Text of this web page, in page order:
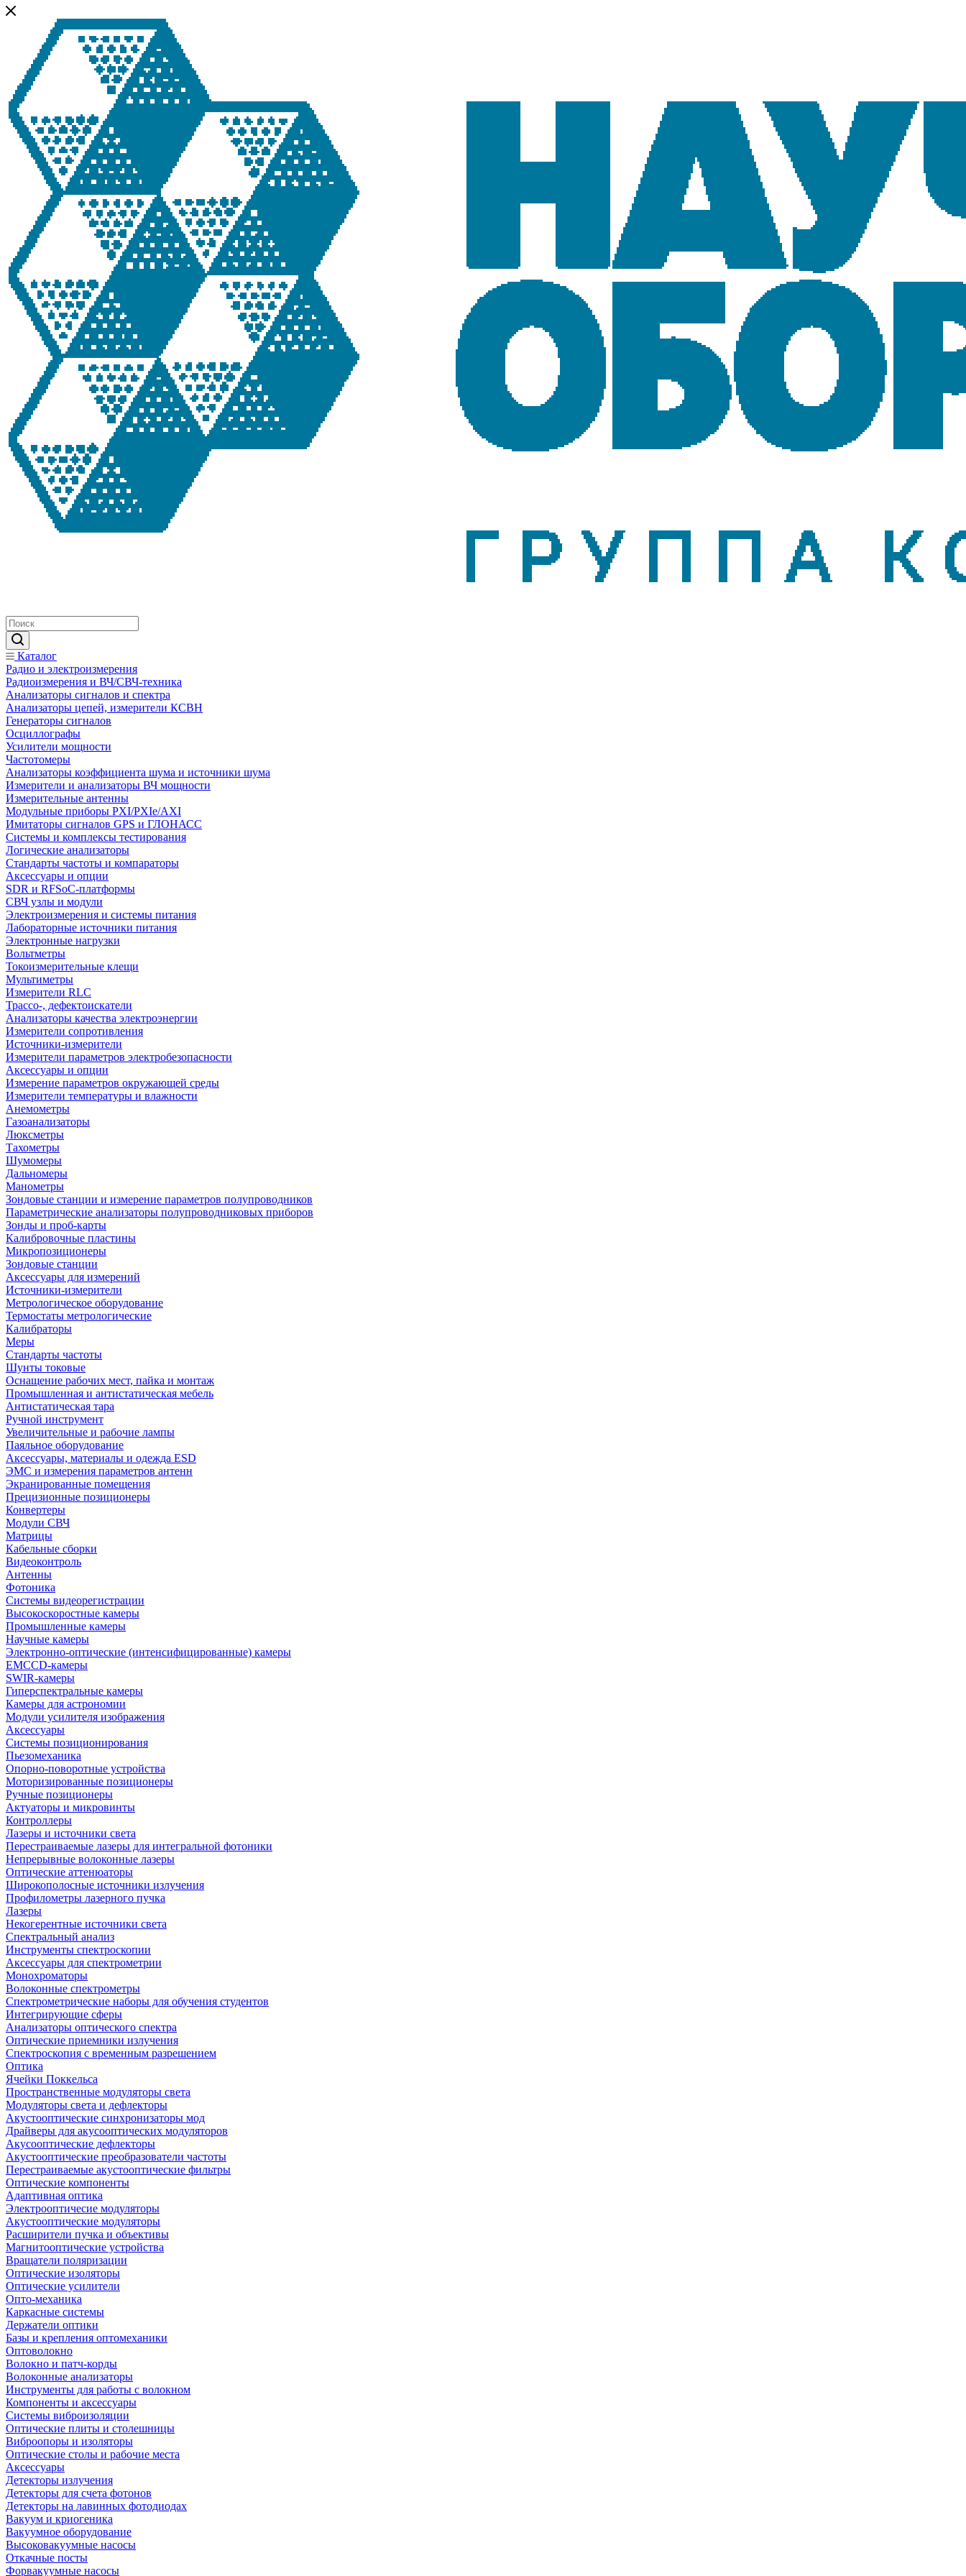
Каталог
Радио и электроизмерения
Радиоизмерения и ВЧ/СВЧ-техника
Анализаторы сигналов и спектра
Анализаторы цепей, измерители КСВН
Генераторы сигналов
Осциллографы
Усилители мощности
Частотомеры
Анализаторы коэффициента шума и источники шума
Измерители и анализаторы ВЧ мощности
Измерительные антенны
Модульные приборы PXI/PXIe/AXI
Имитаторы сигналов GPS и ГЛОНАСС
Системы и комплексы тестирования
Логические анализаторы
Стандарты частоты и компараторы
Аксессуары и опции
SDR и RFSoC‑платформы
СВЧ узлы и модули
Электроизмерения и системы питания
Лабораторные источники питания
Электронные нагрузки
Вольтметры
Токоизмерительные клещи
Мультиметры
Измерители RLC
Трассо-, дефектоискатели
Анализаторы качества электроэнергии
Измерители сопротивления
Источники-измерители
Измерители параметров электробезопасности
Аксессуары и опции
Измерение параметров окружающей среды
Измерители температуры и влажности
Анемометры
Газоанализаторы
Люксметры
Тахометры
Шумомеры
Дальномеры
Манометры
Зондовые станции и измерение параметров полупроводников
Параметрические анализаторы полупроводниковых приборов
Зонды и проб-карты
Калибровочные пластины
Микропозиционеры
Зондовые станции
Аксессуары для измерений
Источники-измерители
Метрологическое оборудование
Термостаты метрологические
Калибраторы
Меры
Стандарты частоты
Шунты токовые
Оснащение рабочих мест, пайка и монтаж
Промышленная и антистатическая мебель
Антистатическая тара
Ручной инструмент
Увеличительные и рабочие лампы
Паяльное оборудование
Аксессуары, материалы и одежда ESD
ЭМС и измерения параметров антенн
Экранированные помещения
Прецизионные позиционеры
Конвертеры
Модули СВЧ
Матрицы
Кабельные сборки
Видеоконтроль
Антенны
Фотоника
Cистемы видеорегистрации
Высокоскоростные камеры
Промышленные камеры
Научные камеры
Электронно-оптические (интенсифицированные) камеры
EMCCD-камеры
SWIR-камеры
Гиперспектральные камеры
Камеры для астрономии
Модули усилителя изображения
Аксессуары
Системы позиционирования
Пьезомеханика
Опорно-поворотные устройства
Моторизированные позиционеры
Ручные позиционеры
Актуаторы и микровинты
Контроллеры
Лазеры и источники света
Перестраиваемые лазеры для интегральной фотоники
Непрерывные волоконные лазеры
Оптические аттенюаторы
Широкополосные источники излучения
Профилометры лазерного пучка
Лазеры
Некогерентные источники света
Спектральный анализ
Инструменты спектроскопии
Аксессуары для спектрометрии
Монохроматоры
Волоконные спектрометры
Спектрометрические наборы для обучения студентов
Интегрирующие сферы
Анализаторы оптического спектра
Оптические приемники излучения
Спектроскопия с временным разрешением
Оптика
Ячейки Поккельса
Пространственные модуляторы света
Модуляторы света и дефлекторы
Акустооптические синхронизаторы мод
Драйверы для акусооптических модуляторов
Акусооптические дефлекторы
Акустооптические преобразователи частоты
Перестраиваемые акустооптические фильтры
Оптические компоненты
Адаптивная оптика
Электрооптичесие модуляторы
Акустооптические модуляторы
Расширители пучка и объективы
Магнитооптические устройства
Вращатели поляризации
Оптические изоляторы
Оптические усилители
Опто-механика
Каркасные системы
Держатели оптики
Базы и крепления оптомеханики
Оптоволокно
Волокно и патч-корды
Волоконные анализаторы
Инструменты для работы с волокном
Компоненты и аксессуары
Системы виброизоляции
Оптические плиты и столешницы
Виброопоры и изоляторы
Оптические столы и рабочие места
Аксессуары
Детекторы излучения
Детекторы для счета фотонов
Детекторы на лавинных фотодиодах
Вакуум и криогеника
Вакуумное оборудование
Высоковакуумные насосы
Откачные посты
Форвакуумные насосы